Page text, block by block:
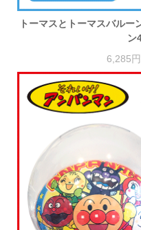
トーマスとトーマスバル
ン
6,285